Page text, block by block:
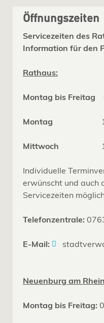
Öffnungszeiten
Servicezeiten des
Information für den
Rathaus:
Montag bis Freitag
Montag 14.00
Mittwoch
Individuelle
erwünscht und auch
Servicezeiten
Telefonzentrale:
E-Mail:
Neuenburg am
Montag bis Freitag: